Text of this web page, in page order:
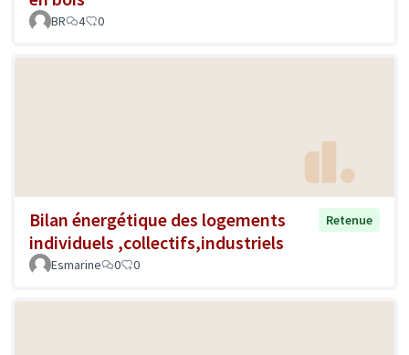
BR 4 0
Bilan énergétique des logements
individuels ,collectifs,industriels
Retenue
Esmarine 0 0